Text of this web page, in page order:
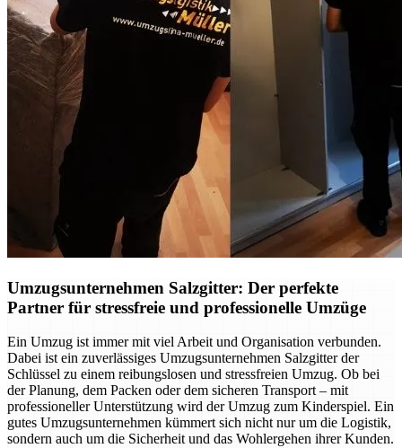
Umzugsunternehmen Salzgitter: Der perfekte
Partner für stressfreie und professionelle Umzüge
Ein Umzug ist immer mit viel Arbeit und Organisation verbunden.
Dabei ist ein zuverlässiges Umzugsunternehmen Salzgitter der
Schlüssel zu einem reibungslosen und stressfreien Umzug. Ob bei
der Planung, dem Packen oder dem sicheren Transport – mit
professioneller Unterstützung wird der Umzug zum Kinderspiel. Ein
gutes Umzugsunternehmen kümmert sich nicht nur um die Logistik,
sondern auch um die Sicherheit und das Wohlergehen ihrer Kunden.